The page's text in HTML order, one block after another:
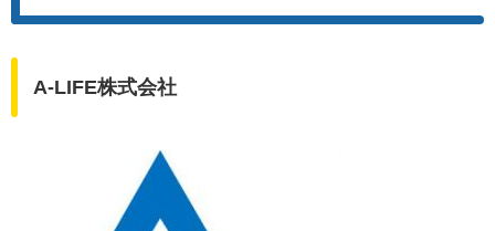
A-LIFE株式会社